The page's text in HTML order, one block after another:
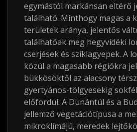
egymástól markánsan eltérő
található. Minthogy magas a
területek aránya, jelentős
találhatóak meg hegyvidéki
cserjések és sziklagyepek. A
közül a magasabb régiókra
bükkösöktől az alacsony
gyertyános-tölgyesekig
előfordul. A Dunántúl és a
jellemző vegetációtípusa a
mikroklímájú, meredek